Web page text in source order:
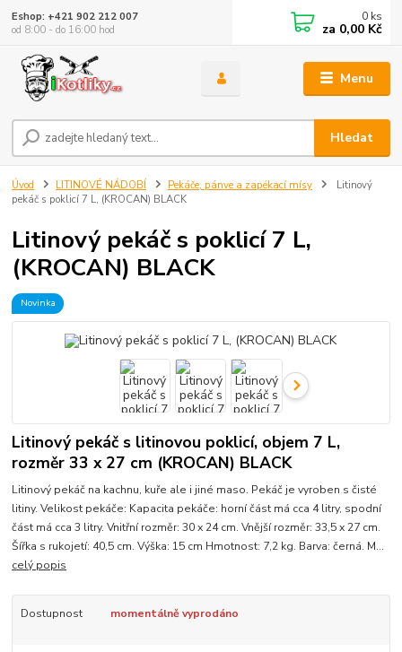
Menu
Hledat
Eshop: +421 902 212 007
od 8:00 - do 16:00 hod
0 ks
za 0,00 Kč
Úvod LITINOVÉ NÁDOBÍ Pekáče, pánve a zapékací mísy
Litinový
pekáč s poklicí 7 L, (KROCAN) BLACK
Litinový pekáč s poklicí 7 L,
(KROCAN) BLACK
Novinka
Litinový pekáč s litinovou poklicí, objem 7 L,
rozměr 33 x 27 cm (KROCAN) BLACK
Litinový pekáč na kachnu, kuře ale i jiné maso. Pekáč je vyroben s čisté
litiny. Velikost pekáče: Kapacita pekáče: horní část má cca 4 litry, spodní
část má cca 3 litry. Vnitřní rozměr: 30 x 24 cm. Vnější rozměr: 33,5 x 27 cm.
Šířka s rukojetí: 40,5 cm. Výška: 15 cm Hmotnost: 7,2 kg. Barva: černá. M...
celý popis
Dostupnost momentálně vyprodáno